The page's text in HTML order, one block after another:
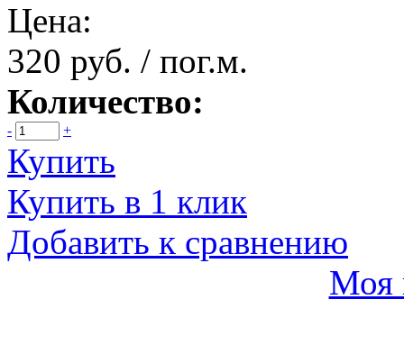
Цена:
320 руб. / пог.м.
Количество:
- +
Купить
Купить в 1 клик
Добавить к сравнению
Моя